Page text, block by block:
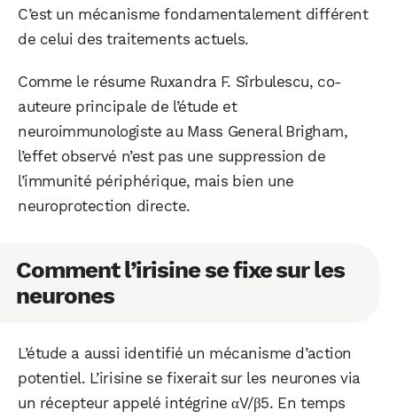
C’est un mécanisme fondamentalement différent
de celui des traitements actuels.
Comme le résume Ruxandra F. Sîrbulescu, co-
auteure principale de l’étude et
neuroimmunologiste au Mass General Brigham,
l’effet observé n’est pas une suppression de
l’immunité périphérique, mais bien une
neuroprotection directe.
Comment l’irisine se fixe sur les
neurones
L’étude a aussi identifié un mécanisme d’action
potentiel. L’irisine se fixerait sur les neurones via
un récepteur appelé intégrine αV/β5. En temps